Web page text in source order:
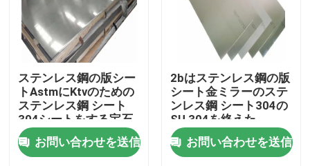
家
ステンレス鋼の版シー
トAstmにKtvのための
ステンレス鋼 シート
304シートをする宝石
類
お問い合わせを送信
2bはステンレス鋼の版
シート金ミラーのステ
ンレス鋼 シート304の
SU 304を終えた
お問い合わせを送信